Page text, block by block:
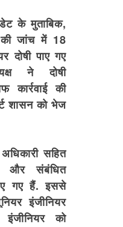
के मुताबिक,
जांच में 18
दोषी पाए गए
ने दोषी
कार्रवाई की
शासन को भेज
सहित
और संबंधित
गए हैं. इससे
इंजीनियर
को